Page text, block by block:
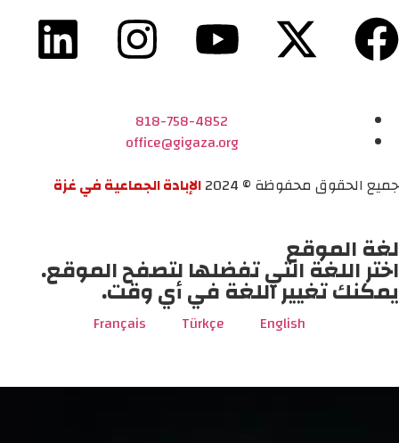
818-758-4852
office@gigaza.org
جميع الحقوق محفوظة © 2024
الإبادة الجماعية في غزة
لغة الموقع
اختر اللغة التي تفضلها لتصفح الموقع.
يمكنك تغيير اللغة في أي وقت.
English
Türkçe
Français